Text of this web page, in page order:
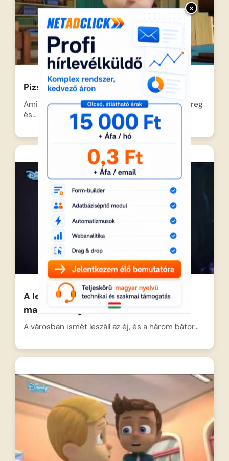
×
Pizsihősök – Macska és holdkupola
Amikor a nap lemegy a város felett, Connor, Greg
és…
A lebegő gekkó, Connor és a szuper
macskabringa
A városban ismét leszáll az éj, és a három bátor…